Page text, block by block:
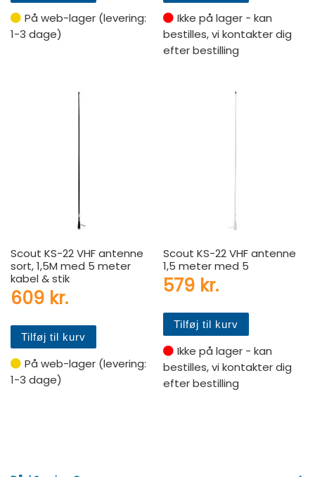
På web-lager (levering:
1-3 dage)
Ikke på lager - kan
bestilles, vi kontakter dig
efter bestilling
Scout KS-22 VHF antenne
sort, 1,5M med 5 meter
kabel & stik
609 kr.
Tilføj til kurv
På web-lager (levering:
1-3 dage)
Scout KS-22 VHF antenne
1,5 meter med 5
579 kr.
Tilføj til kurv
Ikke på lager - kan
bestilles, vi kontakter dig
efter bestilling